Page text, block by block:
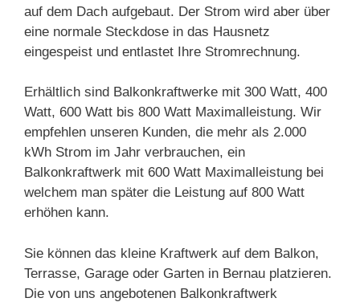
auf dem Dach aufgebaut. Der Strom wird aber über
eine normale Steckdose in das Hausnetz
eingespeist und entlastet Ihre Stromrechnung.
Erhältlich sind Balkonkraftwerke mit 300 Watt, 400
Watt, 600 Watt bis 800 Watt Maximalleistung. Wir
empfehlen unseren Kunden, die mehr als 2.000
kWh Strom im Jahr verbrauchen, ein
Balkonkraftwerk mit 600 Watt Maximalleistung bei
welchem man später die Leistung auf 800 Watt
erhöhen kann.
Sie können das kleine Kraftwerk auf dem Balkon,
Terrasse, Garage oder Garten in Bernau platzieren.
Die von uns angebotenen Balkonkraftwerk